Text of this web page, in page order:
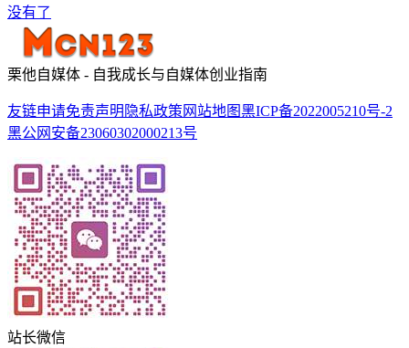
没有了
栗他自媒体 - 自我成长与自媒体创业指南
友链申请免责声明 隐私政策 网站地图黑ICP备2022005210号-2
黑公网安备23060302000213号
站长微信